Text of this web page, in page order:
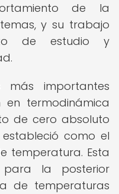
de la
y su trabajo
de estudio y
importantes
en termodinámica
de cero absoluto
como el
temperatura. Esta
la posterior
de temperaturas